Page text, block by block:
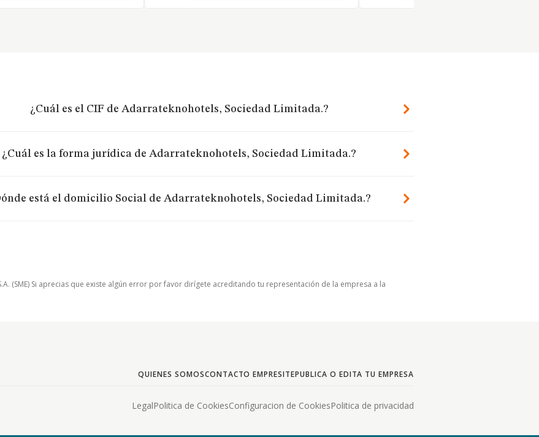
¿Cuál es el CIF de Adarrateknohotels, Sociedad Limitada.?
¿Cuál es la forma jurídica de Adarrateknohotels, Sociedad Limitada.?
está el domicilio Social de Adarrateknohotels, Sociedad Limitada.?
(SME) Si aprecias que existe algún error por favor dirígete acreditando tu representación de la empresa a la
QUIENES SOMOSCONTACTO EMPRESITEPUBLICA O EDITA TU EMPRESA
LegalPolitica de CookiesConfiguracion de CookiesPolitica de privacidad